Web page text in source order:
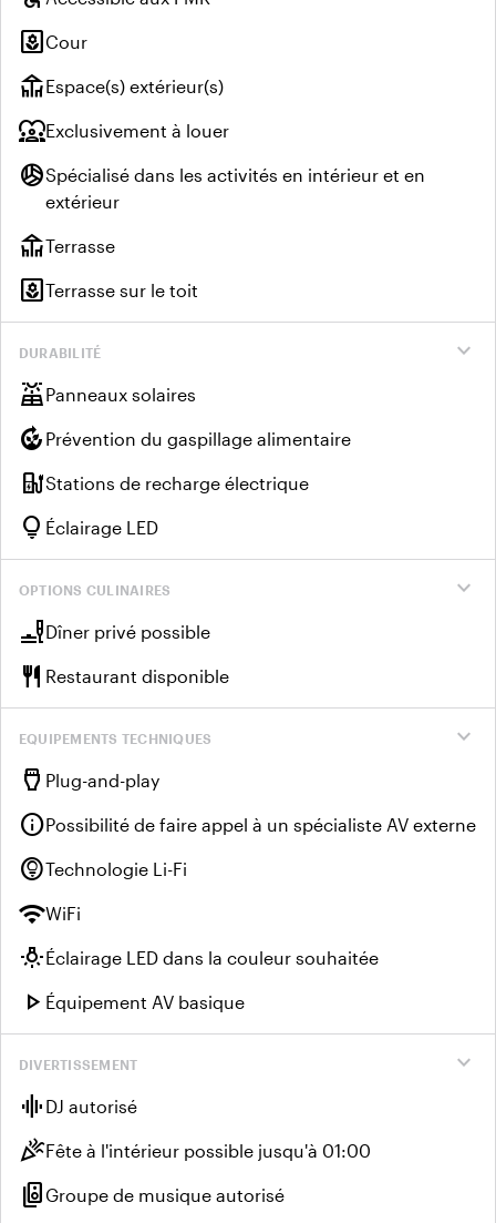
yardCour
deckEspace(s) extérieur(s)
diversity_1Exclusivement à louer
sports_volleyballSpécialisé dans les activités en intérieur et en
extérieur
deckTerrasse
yardTerrasse sur le toit
expand_more
DURABILITÉ
solar_powerPanneaux solaires
compost Prévention du gaspillage alimentaire
ev_chargerStations de recharge électrique
lightbulb Éclairage LED
expand_more
OPTIONS CULINAIRES
brunch_diningDîner privé possible
restaurant Restaurant disponible
expand_more
EQUIPEMENTS TECHNIQUES
settings_input_hdmi Plug-and-play
infoPossibilité de faire appel à un spécialiste AV externe
lightbulb_circleTechnologie Li-Fi
wifiWiFi
wb_incandescentÉclairage LED dans la couleur souhaitée
play_arrow Équipement AV basique
expand_more
DIVERTISSEMENT
graphic_eq DJ autorisé
celebrationFête à l'intérieur possible jusqu'à 01:00
speaker_groupGroupe de musique autorisé